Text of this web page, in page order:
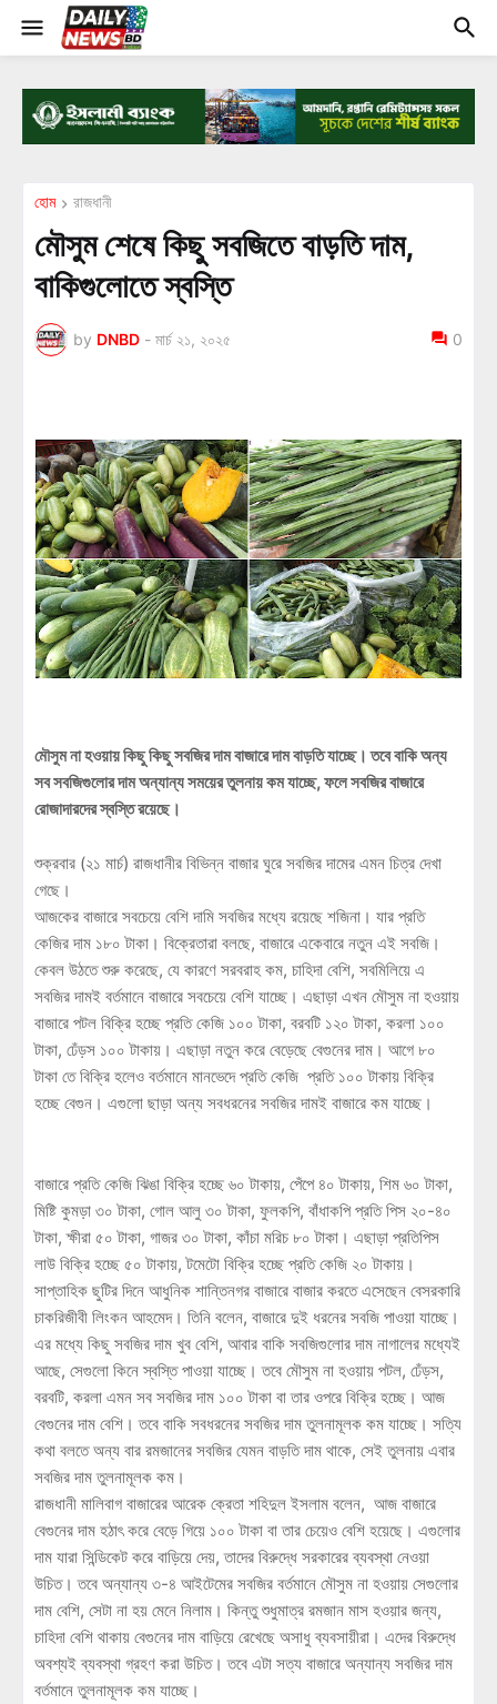
হোম রাজধানী
মৌসুম শেষে কিছু সবজিতে বাড়তি দাম,
বাকিগুলোতে স্বস্তি
by DNBD - মার্চ ২১, ২০২৫ 0
মৌসুম না হওয়ায় কিছু কিছু সবজির দাম বাজারে দাম বাড়তি যাচ্ছে। তবে বাকি অন্য
সব সবজিগুলোর দাম অন্যান্য সময়ের তুলনায় কম যাচ্ছে, ফলে সবজির বাজারে
রোজাদারদের স্বস্তি রয়েছে।
শুক্রবার (২১ মার্চ) রাজধানীর বিভিন্ন বাজার ঘুরে সবজির দামের এমন চিত্র দেখা
গেছে।
আজকের বাজারে সবচেয়ে বেশি দামি সবজির মধ্যে রয়েছে শজিনা। যার প্রতি
কেজির দাম ১৮০ টাকা। বিক্রেতারা বলছে, বাজারে একেবারে নতুন এই সবজি।
কেবল উঠতে শুরু করেছে, যে কারণে সরবরাহ কম, চাহিদা বেশি, সবমিলিয়ে এ
সবজির দামই বর্তমানে বাজারে সবচেয়ে বেশি যাচ্ছে। এছাড়া এখন মৌসুম না হওয়ায়
বাজারে পটল বিক্রি হচ্ছে প্রতি কেজি ১০০ টাকা, বরবটি ১২০ টাকা, করলা ১০০
টাকা, ঢেঁড়স ১০০ টাকায়। এছাড়া নতুন করে বেড়েছে বেগুনের দাম। আগে ৮০
টাকা তে বিক্রি হলেও বর্তমানে মানভেদে প্রতি কেজি প্রতি ১০০ টাকায় বিক্রি
হচ্ছে বেগুন। এগুলো ছাড়া অন্য সবধরনের সবজির দামই বাজারে কম যাচ্ছে।
বাজারে প্রতি কেজি ঝিঙা বিক্রি হচ্ছে ৬০ টাকায়, পেঁপে ৪০ টাকায়, শিম ৬০ টাকা,
মিষ্টি কুমড়া ৩০ টাকা, গোল আলু ৩০ টাকা, ফুলকপি, বাঁধাকপি প্রতি পিস ২০-৪০
টাকা, ক্ষীরা ৫০ টাকা, গাজর ৩০ টাকা, কাঁচা মরিচ ৮০ টাকা। এছাড়া প্রতিপিস
লাউ বিক্রি হচ্ছে ৫০ টাকায়, টমেটো বিক্রি হচ্ছে প্রতি কেজি ২০ টাকায়।
সাপ্তাহিক ছুটির দিনে আধুনিক শান্তিনগর বাজারে বাজার করতে এসেছেন বেসরকারি
চাকরিজীবী লিংকন আহমেদ। তিনি বলেন, বাজারে দুই ধরনের সবজি পাওয়া যাচ্ছে।
এর মধ্যে কিছু সবজির দাম খুব বেশি, আবার বাকি সবজিগুলোর দাম নাগালের মধ্যেই
আছে, সেগুলো কিনে স্বস্তি পাওয়া যাচ্ছে। তবে মৌসুম না হওয়ায় পটল, ঢেঁড়স,
বরবটি, করলা এমন সব সবজির দাম ১০০ টাকা বা তার ওপরে বিক্রি হচ্ছে। আজ
বেগুনের দাম বেশি। তবে বাকি সবধরনের সবজির দাম তুলনামূলক কম যাচ্ছে। সত্যি
কথা বলতে অন্য বার রমজানের সবজির যেমন বাড়তি দাম থাকে, সেই তুলনায় এবার
সবজির দাম তুলনামূলক কম।
রাজধানী মালিবাগ বাজারের আরেক ক্রেতা শহিদুল ইসলাম বলেন, আজ বাজারে
বেগুনের দাম হঠাৎ করে বেড়ে গিয়ে ১০০ টাকা বা তার চেয়েও বেশি হয়েছে। এগুলোর
দাম যারা সিন্ডিকেট করে বাড়িয়ে দেয়, তাদের বিরুদ্ধে সরকারের ব্যবস্থা নেওয়া
উচিত। তবে অন্যান্য ৩-৪ আইটেমের সবজির বর্তমানে মৌসুম না হওয়ায় সেগুলোর
দাম বেশি, সেটা না হয় মেনে নিলাম। কিন্তু শুধুমাত্র রমজান মাস হওয়ার জন্য,
চাহিদা বেশি থাকায় বেগুনের দাম বাড়িয়ে রেখেছে অসাধু ব্যবসায়ীরা। এদের বিরুদ্ধে
অবশ্যই ব্যবস্থা গ্রহণ করা উচিত। তবে এটা সত্য বাজারে অন্যান্য সবজির দাম
বর্তমানে তুলনামূলক কম যাচ্ছে।